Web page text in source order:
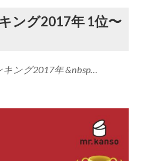
ング2017年 1位〜
キング2017年 &nbsp…